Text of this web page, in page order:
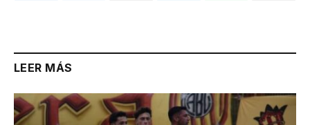
LEER MÁS